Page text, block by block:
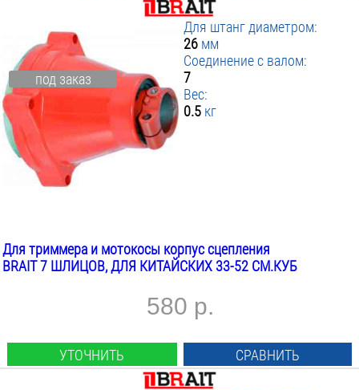
под заказ
Для штанг диаметром:
26 мм
Соединение с валом:
7
Вес:
0.5 кг
Для триммера и мотокосы корпус сцепления
BRAIT 7 ШЛИЦОВ, ДЛЯ КИТАЙСКИХ 33-52 СМ.КУБ
580 р.
УТОЧНИТЬ СРАВНИТЬ